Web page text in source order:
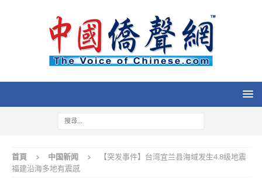
首頁 中国新闻
【突发事件】台湾宜兰县海域发生4.8级地震
福建沿海多地有震感